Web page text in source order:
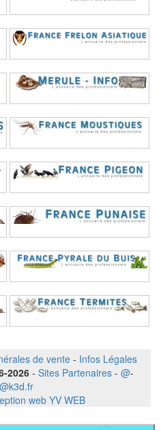
de vente - Infos Légales
2026 - Sites Partenaires - @-
web YV WEB